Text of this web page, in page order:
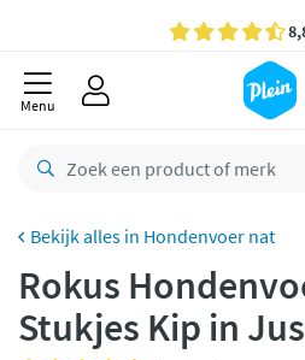
Gratisbezorging
besteld,
CO2 neutraal
Betaal met
Menu
Hondenvoer nat
Rokus
Stukjes Kip in